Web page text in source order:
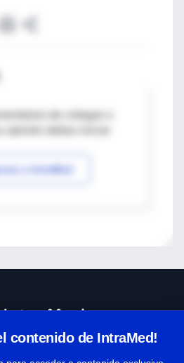
de colegas o
a IntraMed
contenido de IntraMed!